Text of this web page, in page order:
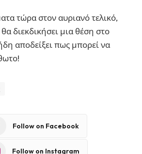
τώρα στον αυριανό τελικό,
διεκδικήσει μια θέση στο
αποδείξει πως μπορεί να
Follow on Facebook
Follow on Instagram